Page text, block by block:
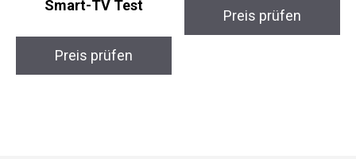
Smart-TV Test
Preis prüfen
Preis prüfen